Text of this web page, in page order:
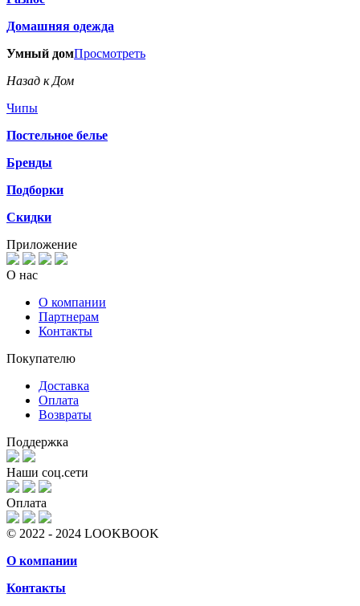
Домашняя одежда
Умный домПросмотреть
Назад к Дом
Чипы
Постельное белье
Бренды
Подборки
Скидки
Приложение
О нас
О компании
Партнерам
Контакты
Покупателю
Доставка
Оплата
Возвраты
Поддержка
Наши соц.сети
Оплата
© 2022 - 2024 LOOKBOOK
О компании
Контакты